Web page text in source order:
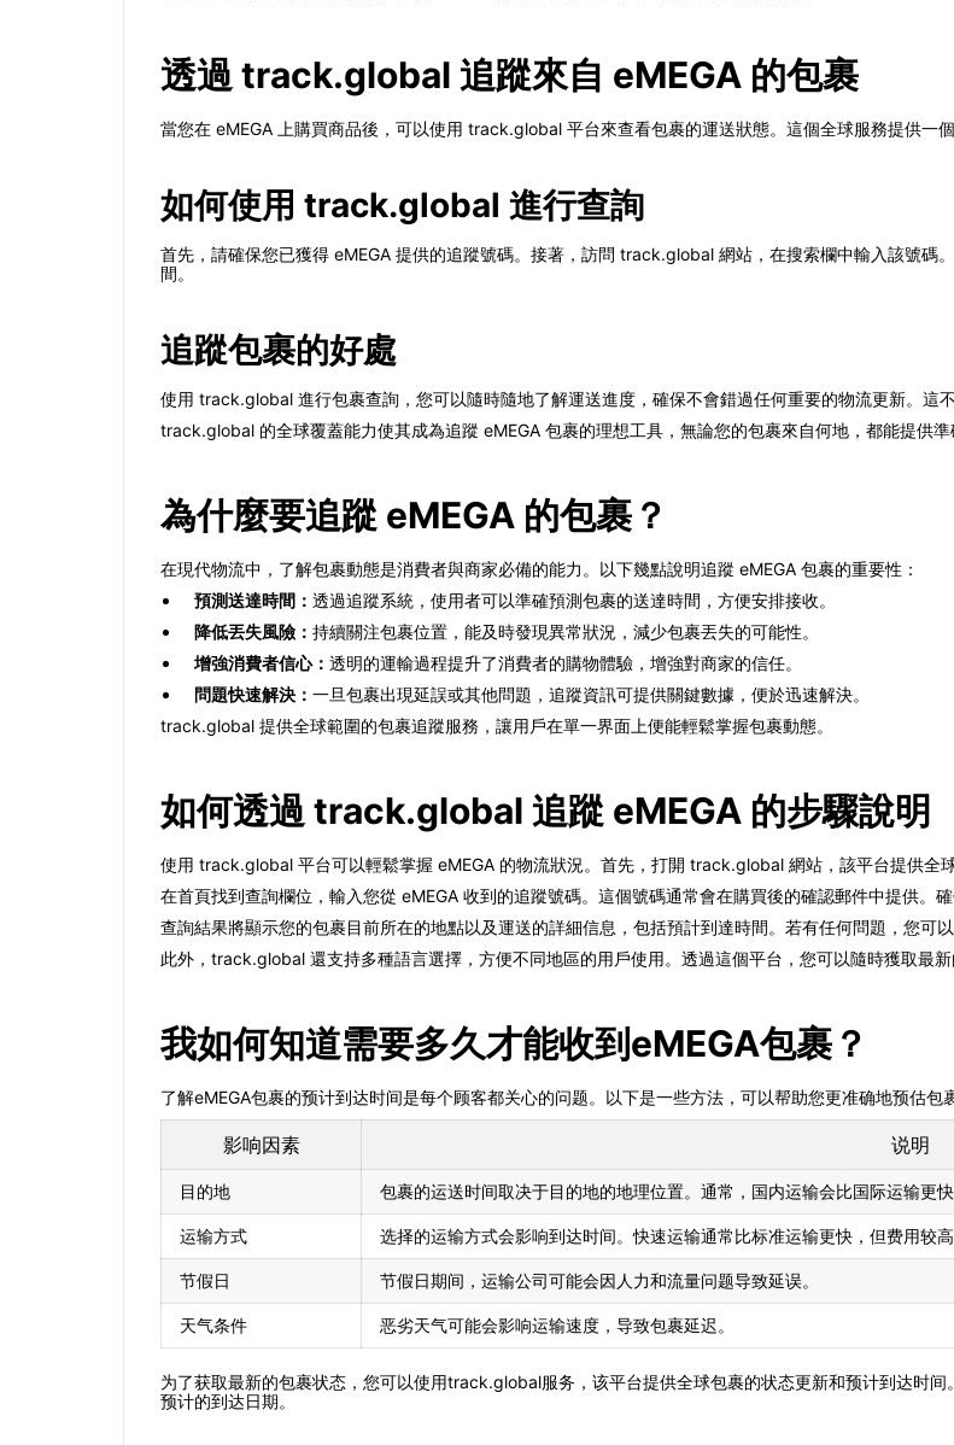
透過 track.global 追蹤來自 eMEGA 的包裹
當您在 eMEGA 上購買商品後，可以使用 track.global 平台來查看包裹的運送狀態。這個全球服務提供一
如何使用 track.global 進行查詢
首先，請確保您已獲得 eMEGA 提供的追蹤號碼。接著，訪問 track.global 網站，在搜索欄中輸入該號碼
間。
追蹤包裹的好處
使用 track.global 進行包裹查詢，您可以隨時隨地了解運送進度，確保不會錯過任何重要的物流更新。這
track.global 的全球覆蓋能力使其成為追蹤 eMEGA 包裹的理想工具，無論您的包裹來自何地，都能提供準
為什麼要追蹤 eMEGA 的包裹？
在現代物流中，了解包裹動態是消費者與商家必備的能力。以下幾點說明追蹤 eMEGA 包裹的重要性：
預測送達時間： 透過追蹤系統，使用者可以準確預測包裹的送達時間，方便安排接收。
降低丟失風險： 持續關注包裹位置，能及時發現異常狀況，減少包裹丟失的可能性。
增強消費者信心： 透明的運輸過程提升了消費者的購物體驗，增強對商家的信任。
問題快速解決： 一旦包裹出現延誤或其他問題，追蹤資訊可提供關鍵數據，便於迅速解決。
track.global 提供全球範圍的包裹追蹤服務，讓用戶在單一界面上便能輕鬆掌握包裹動態。
如何透過 track.global 追蹤 eMEGA 的步驟說明
使用 track.global 平台可以輕鬆掌握 eMEGA 的物流狀況。首先，打開 track.global 網站，該平台提供全
在首頁找到查詢欄位，輸入您從 eMEGA 收到的追蹤號碼。這個號碼通常會在購買後的確認郵件中提供。
查詢結果將顯示您的包裹目前所在的地點以及運送的詳細信息，包括預計到達時間。若有任何問題，您可
此外，track.global 還支持多種語言選擇，方便不同地區的用戶使用。透過這個平台，您可以隨時獲取最新
我如何知道需要多久才能收到eMEGA包裹？
了解eMEGA包裹的预计到达时间是每个顾客都关心的问题。以下是一些方法，可以帮助您更准确地预估包
影响因素 说明
目的地 包裹的运送时间取决于目的地的地理位置。通常，国内运输会比国际运输更快
运输方式 选择的运输方式会影响到达时间。快速运输通常比标准运输更快，但费用较高
节假日 节假日期间，运输公司可能会因人力和流量问题导致延误。
天气条件 恶劣天气可能会影响运输速度，导致包裹延迟。
为了获取最新的包裹状态，您可以使用track.global服务，该平台提供全球包裹的状态更新和预计到达时
预计的到达日期。